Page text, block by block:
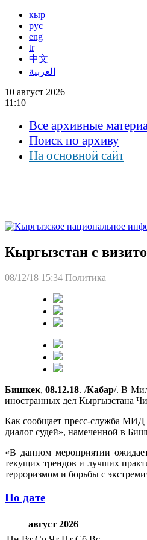
кыр
рус
eng
tr
中文
العربية
10 август 2026
11:10
Все архивные
Поиск по архиву
На основной сайт
Кыргызстан с
08/12/18 15:34 Политика
Бишкек,08.12.18. /Кабар/. В
иностранных дел Кыргызстана
Как сообщает пресс-служба МИД
диалог судей», намеченной в
«В данном мероприятии
текущих трендов и лучших
терроризмом и борьбы с
По дате
август 2026